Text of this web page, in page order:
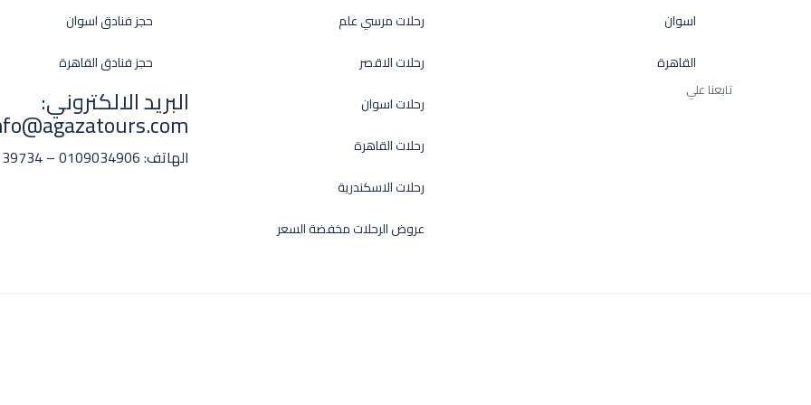
حجز فنادق اسوان
حجز فنادق القاهرة
البريد الالكتروني:
الهاتف:0109034906 – 01008139734
رحلات مرسي علم
رحلات الاقصر
رحلات اسوان
رحلات القاهرة
رحلات الاسكندرية
عروض الرحلات مخفضة السعر
اسوان
القاهرة
تابعنا علي